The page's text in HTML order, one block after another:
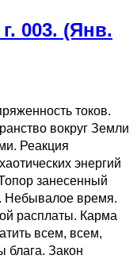
003. (Янв.
токов.
вокруг Земли
Реакция
энергий
занесенный
Небывалое время.
расплаты. Карма
всем, всем,
Закон